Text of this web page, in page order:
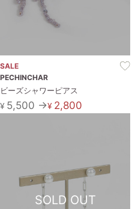
SALE
PECHINCHAR
ビーズシャワーピアス
¥5,500 →¥2,800
SOLD OUT